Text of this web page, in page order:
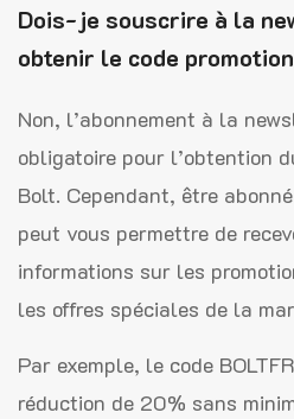
Dois-je souscrire à la
obtenir le code
Non, l’abonnement à la
obligatoire pour l’obtention
Bolt. Cependant, être
peut vous permettre de
informations sur les
les offres spéciales de la
Par exemple, le code
réduction de 20% sans